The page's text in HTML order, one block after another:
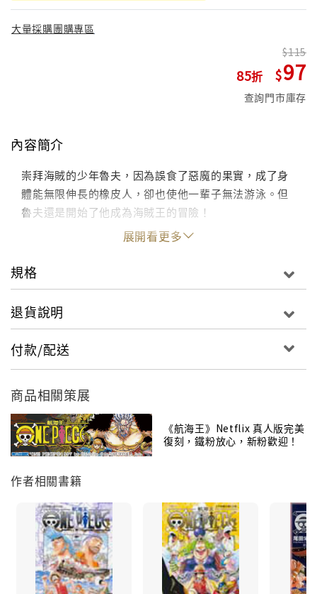
大量採購團購專區
85
115
97
查詢門市庫存
內容簡介
崇拜海賊的少年魯夫，因為誤食了惡魔的果實，成了身
體能無限伸長的橡皮人，卻也使他一輩子無法游泳。但
魯夫還是開始了他成為海賊王的冒險！
展開看更多
規格
退貨說明
付款/配送
商品相關策展
《航海王》Netflix 真人版完美
復刻，鐵粉放心，新粉歡迎！
作者相關書籍